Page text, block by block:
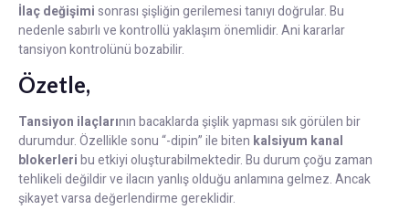
İlaç değişimisonrası şişliğin gerilemesi tanıyı doğrular. Bu
nedenle sabırlı ve kontrollü yaklaşım önemlidir. Ani kararlar
tansiyon kontrolünü bozabilir.
Özetle,
Tansiyon ilaçlarının bacaklarda şişlik yapması sık görülen bir
durumdur. Özellikle sonu “-dipin” ile biten kalsiyum kanal
blokerleribu etkiyi oluşturabilmektedir. Bu durum çoğu zaman
tehlikeli değildir ve ilacın yanlış olduğu anlamına gelmez. Ancak
şikayet varsa değerlendirme gereklidir.